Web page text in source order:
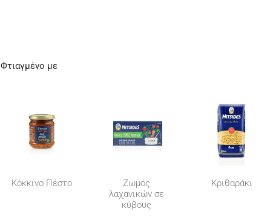
Φτιαγμένο με
Κόκκινο Πέστο
Ζωμός
λαχανικών σε
κύβους
Κριθαράκι